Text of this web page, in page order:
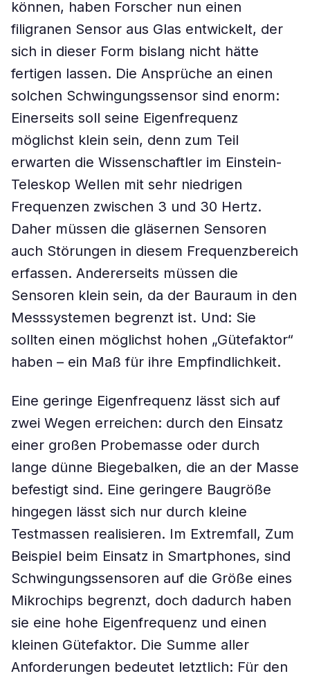
können, haben Forscher nun einen
filigranen Sensor aus Glas entwickelt, der
sich in dieser Form bislang nicht hätte
fertigen lassen. Die Ansprüche an einen
solchen Schwingungssensor sind enorm:
Einerseits soll seine Eigenfrequenz
möglichst klein sein, denn zum Teil
erwarten die Wissenschaftler im Einstein-
Teleskop Wellen mit sehr niedrigen
Frequenzen zwischen 3 und 30 Hertz.
Daher müssen die gläsernen Sensoren
auch Störungen in diesem Frequenzbereich
erfassen. Andererseits müssen die
Sensoren klein sein, da der Bauraum in den
Messsystemen begrenzt ist. Und: Sie
sollten einen möglichst hohen „Gütefaktor“
haben – ein Maß für ihre Empfindlichkeit.
Eine geringe Eigenfrequenz lässt sich auf
zwei Wegen erreichen: durch den Einsatz
einer großen Probemasse oder durch
lange dünne Biegebalken, die an der Masse
befestigt sind. Eine geringere Baugröße
hingegen lässt sich nur durch kleine
Testmassen realisieren. Im Extremfall, Zum
Beispiel beim Einsatz in Smartphones, sind
Schwingungssensoren auf die Größe eines
Mikrochips begrenzt, doch dadurch haben
sie eine hohe Eigenfrequenz und einen
kleinen Gütefaktor. Die Summe aller
Anforderungen bedeutet letztlich: Für den